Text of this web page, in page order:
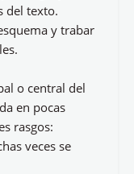
del texto.
y trabar
o central del
en pocas
rasgos:
veces se